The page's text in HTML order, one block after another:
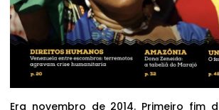
Era novembro de 2014. Primeiro fim